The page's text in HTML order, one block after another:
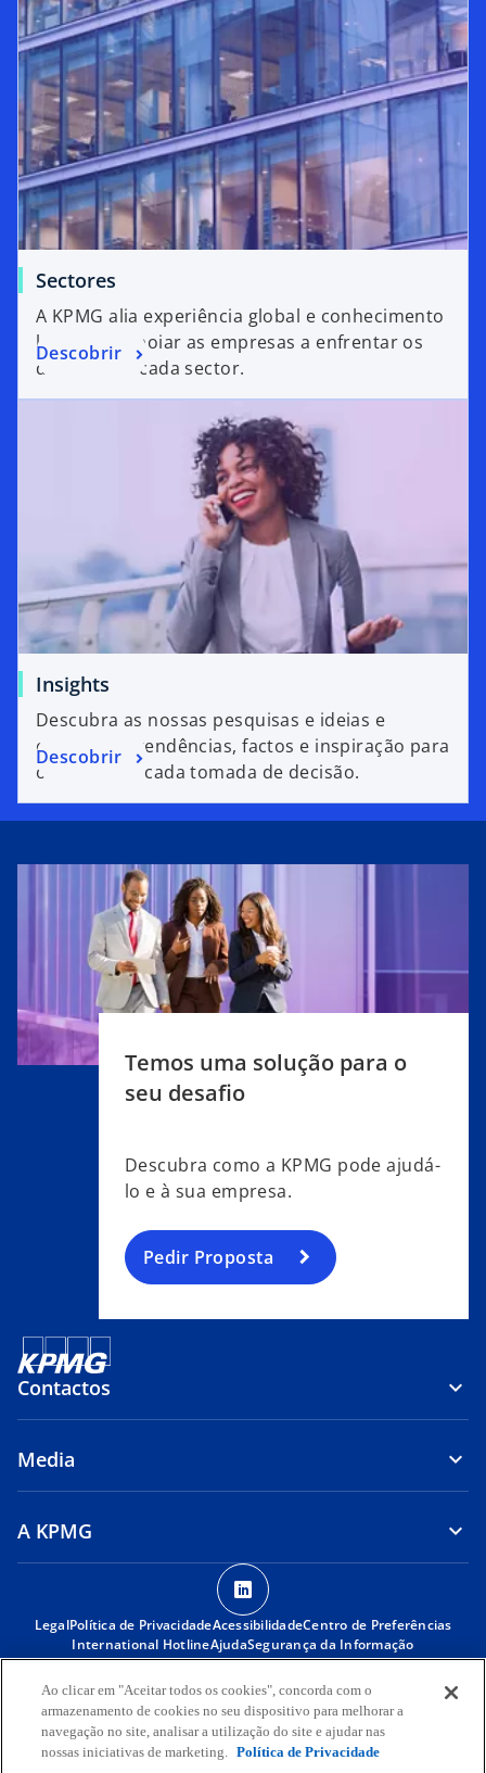
Sectores
A KPMG alia experiência global e conhecimento
local para apoiar as empresas a enfrentar os
desafios de cada sector.
Descobrir
Insights
Descubra as nossas pesquisas e ideias e
conheça as tendências, factos e inspiração para
o apoiar em cada tomada de decisão.
Descobrir
Temos uma solução para o
seu desafio
Descubra como a KPMG pode ajudá-
lo e à sua empresa.
Pedir Proposta
Contactos
Media
A KPMG
p
e
n
s
i
n
a
LegalPolítica de PrivacidadeAcessibilidadeCentro de Preferências
International HotlineAjudaSegurança da Informação
© 2026 KPMG Angola – Audit, Tax, Advisory, S.A., sociedade anónima
angolana e membro da rede global KPMG, composta por firmas
membro independentes associadas com a KPMG International
Limited, uma sociedade inglesa de responsabilidade limitada por
Ao clicar em "Aceitar todos os cookies", concorda com o
armazenamento de cookies no seu dispositivo para melhorar a
navegação no site, analisar a utilização do site e ajudar nas
nossas iniciativas de marketing. Política de Privacidade